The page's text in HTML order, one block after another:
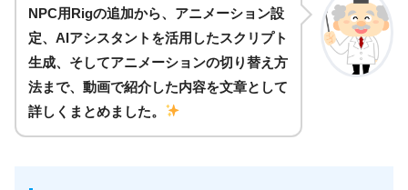
NPC用Rigの追加から、アニメーション設
定、AIアシスタントを活用したスクリプト
生成、そしてアニメーションの切り替え方
法まで、動画で紹介した内容を文章として
詳しくまとめました。